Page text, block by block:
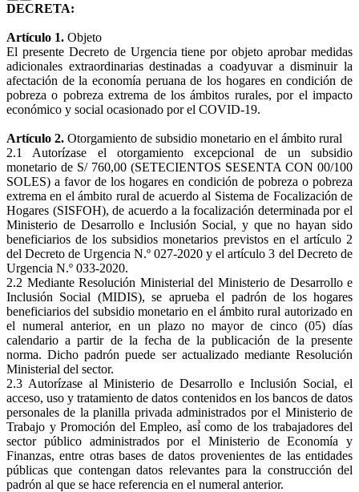
DECRETA:
Artículo 1. Objeto
El presente Decreto de Urgencia tiene por objeto aprobar medidas
adicionales extraordinarias destinadas a coadyuvar a disminuir la
afectación de la economía peruana de los hogares en condición de
pobreza o pobreza extrema de los ámbitos rurales, por el impacto
económico y social ocasionado por el COVID-19.
Artículo 2. Otorgamiento de subsidio monetario en el ámbito rural
2.1 Autorízase el otorgamiento excepcional de un subsidio
monetario de S/ 760,00 (SETECIENTOS SESENTA CON 00/100
SOLES) a favor de los hogares en condición de pobreza o pobreza
extrema en el ámbito rural de acuerdo al Sistema de Focalización de
Hogares (SISFOH), de acuerdo a la focalización determinada por el
Ministerio de Desarrollo e Inclusión Social, y que no hayan sido
beneficiarios de los subsidios monetarios previstos en el artículo 2
del Decreto de Urgencia N.º 027-2020 y el artículo 3 del Decreto de
Urgencia N.º 033-2020.
2.2 Mediante Resolución Ministerial del Ministerio de Desarrollo e
Inclusión Social (MIDIS), se aprueba el padrón de los hogares
beneficiarios del subsidio monetario en el ámbito rural autorizado en
el numeral anterior, en un plazo no mayor de cinco (05) días
calendario a partir de la fecha de la publicación de la presente
norma. Dicho padrón puede ser actualizado mediante Resolución
Ministerial del sector.
2.3 Autorízase al Ministerio de Desarrollo e Inclusión Social, el
acceso, uso y tratamiento de datos contenidos en los bancos de datos
personales de la planilla privada administrados por el Ministerio de
Trabajo y Promoción del Empleo, así́ como de los trabajadores del
sector público administrados por el Ministerio de Economía y
Finanzas, entre otras bases de datos provenientes de las entidades
públicas que contengan datos relevantes para la construcción del
padrón al que se hace referencia en el numeral anterior.